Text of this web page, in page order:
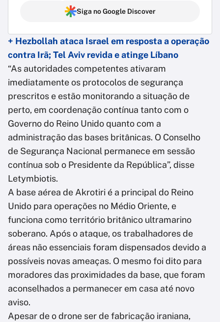
Siga no Google Discover
+ Hezbollah ataca Israel em resposta a operação
contra Irã; Tel Aviv revida e atinge Líbano
“As autoridades competentes ativaram
imediatamente os protocolos de segurança
prescritos e estão monitorando a situação de
perto, em coordenação contínua tanto com o
Governo do Reino Unido quanto com a
administração das bases britânicas. O Conselho
de Segurança Nacional permanece em sessão
contínua sob o Presidente da República”, disse
Letymbiotis.
A base aérea de Akrotiri é a principal do Reino
Unido para operações no Médio Oriente, e
funciona como território britânico ultramarino
soberano. Após o ataque, os trabalhadores de
áreas não essenciais foram dispensados devido a
possíveis novas ameaças. O mesmo foi dito para
moradores das proximidades da base, que foram
aconselhados a permanecer em casa até novo
aviso.
Apesar de o drone ser de fabricação iraniana,